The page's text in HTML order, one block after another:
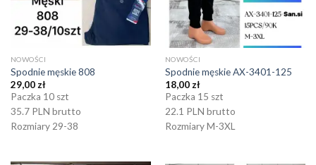
NOWOŚCI
Spodnie męskie 808
29,00 zł
Paczka 10 szt
35.7 PLN brutto
Rozmiary 29-38
NOWOŚCI
Spodnie męskie AX-3401-125
18,00 zł
Paczka 15 szt
22.1 PLN brutto
Rozmiary M-3XL